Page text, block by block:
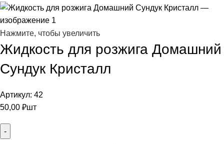
Нажмите, чтобы увеличить
Жидкость для розжига Домашний
Сундук Кристалл
Артикул: 42
50,00 ₽шт